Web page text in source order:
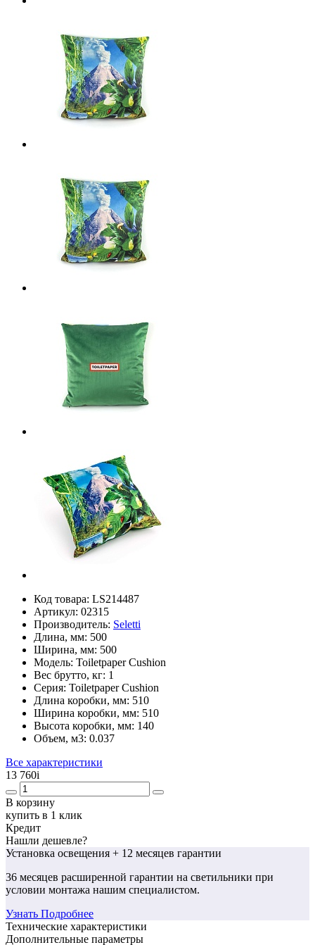
Код товара: LS214487
Артикул: 02315
Производитель: Seletti
Длина, мм: 500
Ширина, мм: 500
Модель: Toiletpaper Cushion
Вес брутто, кг: 1
Серия: Toiletpaper Cushion
Длина коробки, мм: 510
Ширина коробки, мм: 510
Высота коробки, мм: 140
Объем, м3: 0.037
Все характеристики
13 760i
В корзину
купить в 1 клик
Кредит
Нашли дешевле?
Установка освещения + 12 месяцев гарантии
36 месяцев расширенной гарантии на светильники при
условии монтажа нашим специалистом.
Узнать Подробнее
Технические характеристики
Дополнительные параметры